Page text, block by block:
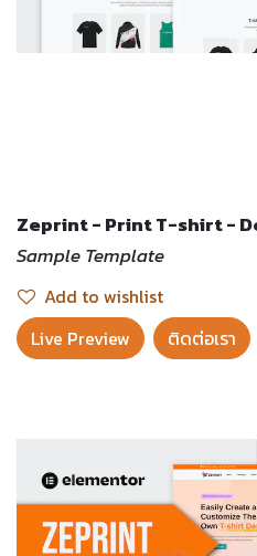
Zeprint - Print T-shirt -
Sample Template
Add to wishlist
Live Preview​
ติดต่อเรา